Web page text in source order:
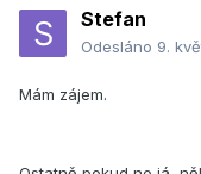
Stefan
Odesláno 9.
Mám zájem.